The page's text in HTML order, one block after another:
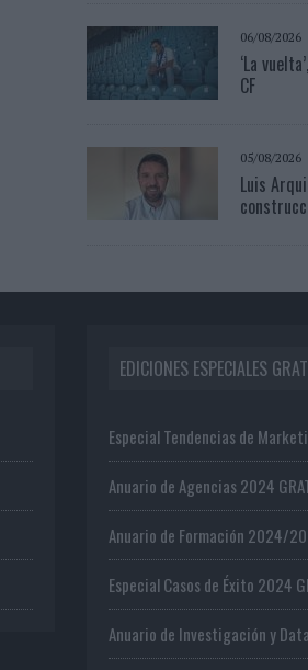
06/08/2026
‘La
CF
05/08/2026
Luis
EDICIONES ESPECIALES
Especial Tendencias de
Anuario de Agencias 2024
Anuario de Formación 2024/
Especial Casos de Éxito 2024
Anuario de Investigación y Data